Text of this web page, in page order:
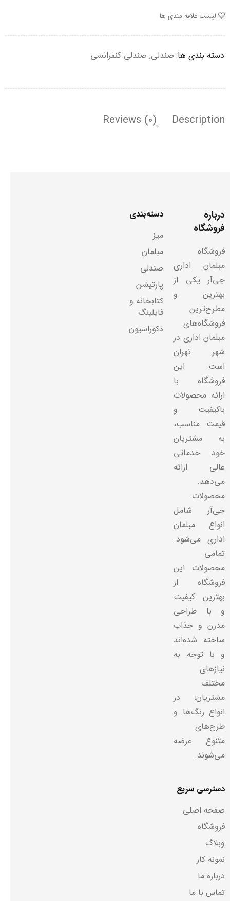
لیست علاقه مندی ها
دسته بندی ها: صندلی, صندلی کنفرانسی
Description
Reviews (0)
درباره
فروشگاه
فروشگاه
مبلمان اداری
جی‌آر یکی از
بهترین و
مطرح‌ترین
فروشگاه‌های
مبلمان اداری در
شهر تهران
است. این
فروشگاه با
ارائه محصولات
باکیفیت و
قیمت مناسب،
به مشتریان
خود خدماتی
عالی ارائه
می‌دهد.
محصولات
جی‌آر شامل
انواع مبلمان
اداری می‌شود.
تمامی
محصولات این
فروشگاه از
بهترین کیفیت
و با طراحی
مدرن و جذاب
ساخته شده‌اند
و با توجه به
نیازهای
مختلف
مشتریان، در
انواع رنگ‌ها و
طرح‌های
متنوع عرضه
می‌شوند.
دسته‌بندی
میز
مبلمان
صندلی
پارتیشن
کتابخانه و
فایلینگ
دکوراسیون
دسترسی سریع
صفحه اصلی
فروشگاه
وبلاگ
نمونه کار
درباره ما
تماس با ما